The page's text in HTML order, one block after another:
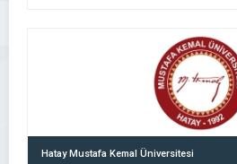
Hatay Mustafa Kemal Üniversitesi